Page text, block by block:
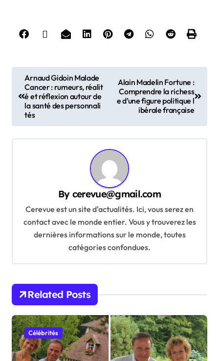
t
n
o
n
Arnaud Gidoin Malade
Cancer : rumeurs, réalit
é et réflexion autour de
la santé des personnali
tés
Alain Madelin Fortune :
Comprendre la richess
e d’une figure politique l
ibérale française
By cerevue@gmail.com
Cerevue est un site d'actualités. Ici, vous serez en
contact avec le monde entier. Vous y trouverez les
dernières informations sur le monde, toutes
catégories confondues.
Related Posts
Célébrités